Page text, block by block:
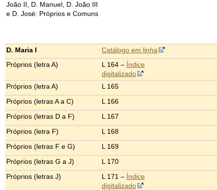
João II, D. Manuel, D. João III
e D. José: Próprios e Comuns
D. Maria I
Catálogo em linha
Próprios (letra A)
L 164 – Índice
digitalizado
Próprios (letra A)
L 165
Próprios (letras A a C)
L 166
Próprios (letras D a F)
L 167
Próprios (letra F)
L 168
Próprios (letras F e G)
L 169
Próprios (letras G a J)
L 170
Próprios (letras J)
L 171 – Índice
digitalizado